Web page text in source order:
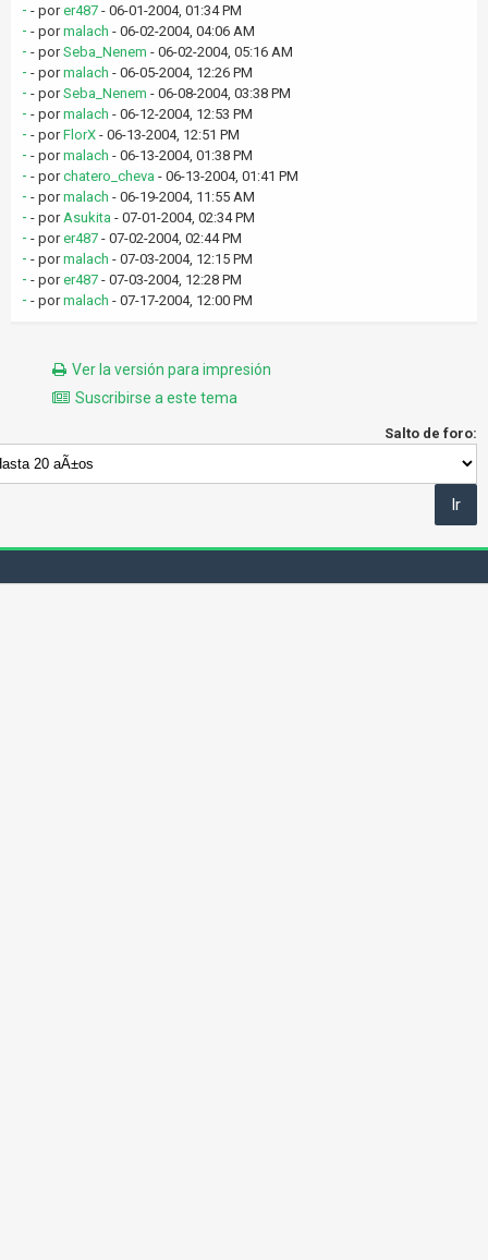
- - porer487 - 06-01-2004, 01:34 PM
- - pormalach - 06-02-2004, 04:06 AM
- - porSeba_Nenem - 06-02-2004, 05:16 AM
- - pormalach - 06-05-2004, 12:26 PM
- - porSeba_Nenem - 06-08-2004, 03:38 PM
- - pormalach - 06-12-2004, 12:53 PM
- - porFlorX - 06-13-2004, 12:51 PM
- - pormalach - 06-13-2004, 01:38 PM
- - porchatero_cheva - 06-13-2004, 01:41 PM
- - pormalach - 06-19-2004, 11:55 AM
- - porAsukita - 07-01-2004, 02:34 PM
- - porer487 - 07-02-2004, 02:44 PM
- - pormalach - 07-03-2004, 12:15 PM
- - porer487 - 07-03-2004, 12:28 PM
- - pormalach - 07-17-2004, 12:00 PM
Ver la versión para impresión
Suscribirse a este tema
Salto de foro: